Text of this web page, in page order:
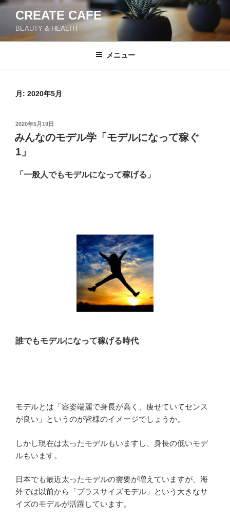
コ
ン
CREATE CAFE
BEAUTY & HEALTH
メニュー
月: 2020年5月
投
稿
日:
2020年5月19日
みんなのモデル学「モデルになって稼ぐ
1」
「一般人でもモデルになって稼げる」
誰でもモデルになって稼げる時代
モデルとは「容姿端麗で身長が高く、痩せていてセンス
が良い」というのが皆様のイメージでしょうか。
しかし現在は太ったモデルもいますし、身長の低いモデ
ルもいます。
日本でも最近太ったモデルの需要が増えていますが、海
外では以前から「プラスサイズモデル」という大きなサ
イズのモデルが活躍しています。